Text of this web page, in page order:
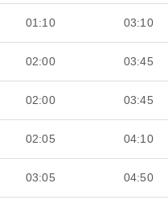
01:10 03:10
02:00 03:45
02:00 03:45
02:05 04:10
03:05 04:50